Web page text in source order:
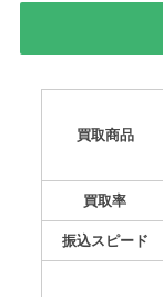
買取商品
買取率
振込スピード